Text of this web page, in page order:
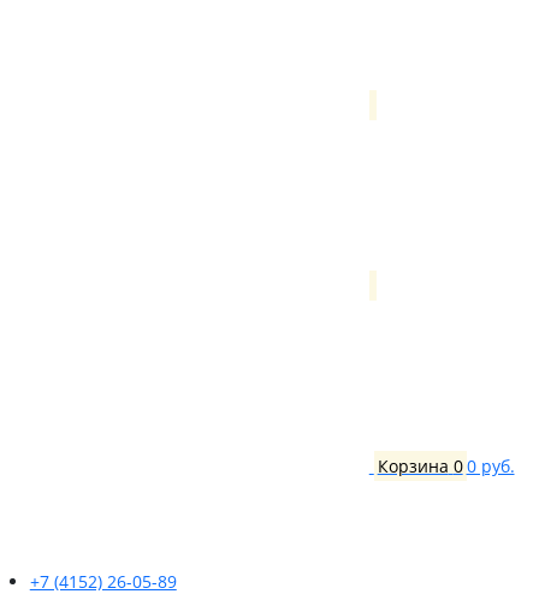
Корзина 00 руб.
+7 (4152) 26-05-89